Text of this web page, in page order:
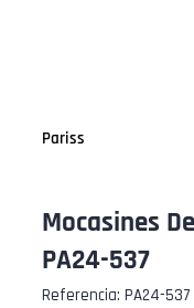
Pariss
Mocasines
PA24-537
Referencia: PA24-